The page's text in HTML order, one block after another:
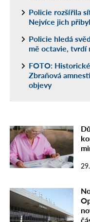
Policie rozšířila
Nejvíce jich
Policie hledá
mě octavie, tvrdí
FOTO:
Zbraňová
objevy